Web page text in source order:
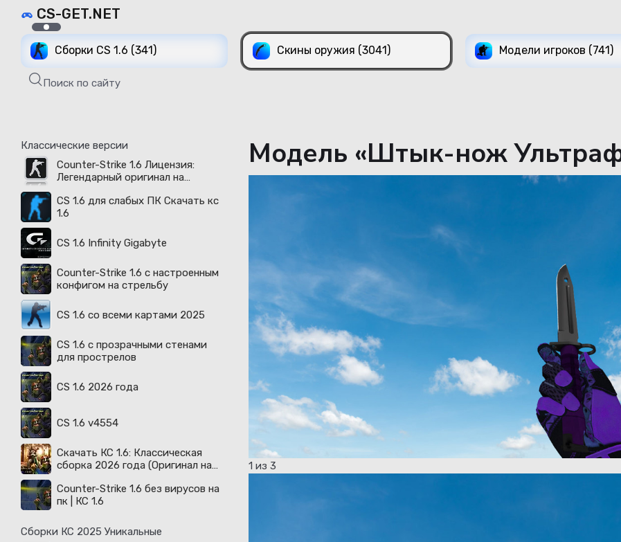
CS-GET.NET
Сборки CS 1.6 (341) Скины оружия (3041) Модели игроков (741)
Поиск по сайту
Классические версии
Counter-Strike 1.6 Лицензия:
Легендарный оригинал на
году
CS 1.6 для слабых ПК Скачать кс
1.6
CS 1.6 Infinity Gigabyte
Counter-Strike 1.6 с настроенным
конфигом на стрельбу
CS 1.6 со всеми картами 2025
CS 1.6 с прозрачными стенами
для прострелов
CS 1.6 2026 года
CS 1.6 v4554
Скачать КС 1.6: Классическая
сборка 2026 года (Оригинал на
Counter-Strike 1.6 без вирусов на
пк | КС 1.6
Сборки КС 2025 Уникальные
Модель «Штык-нож
1 из 3